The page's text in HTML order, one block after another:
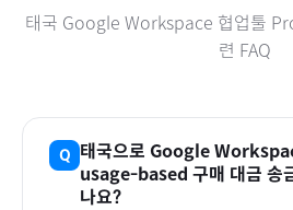
태국 Google Workspace 협업툴
련 FAQ
태국으로 Google
usage-based 구매 대금 송
나요?